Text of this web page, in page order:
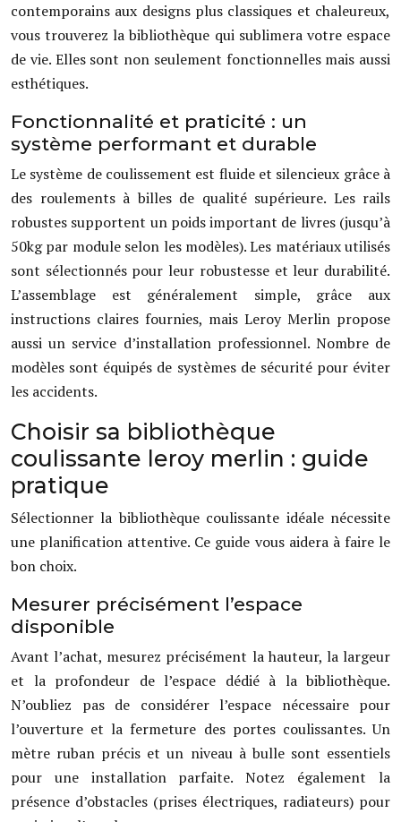
contemporains aux designs plus classiques et chaleureux,
vous trouverez la bibliothèque qui sublimera votre espace
de vie. Elles sont non seulement fonctionnelles mais aussi
esthétiques.
Fonctionnalité et praticité : un
système performant et durable
Le système de coulissement est fluide et silencieux grâce à
des roulements à billes de qualité supérieure. Les rails
robustes supportent un poids important de livres (jusqu’à
50kg par module selon les modèles). Les matériaux utilisés
sont sélectionnés pour leur robustesse et leur durabilité.
L’assemblage est généralement simple, grâce aux
instructions claires fournies, mais Leroy Merlin propose
aussi un service d’installation professionnel. Nombre de
modèles sont équipés de systèmes de sécurité pour éviter
les accidents.
Choisir sa bibliothèque
coulissante leroy merlin : guide
pratique
Sélectionner la bibliothèque coulissante idéale nécessite
une planification attentive. Ce guide vous aidera à faire le
bon choix.
Mesurer précisément l’espace
disponible
Avant l’achat, mesurez précisément la hauteur, la largeur
et la profondeur de l’espace dédié à la bibliothèque.
N’oubliez pas de considérer l’espace nécessaire pour
l’ouverture et la fermeture des portes coulissantes. Un
mètre ruban précis et un niveau à bulle sont essentiels
pour une installation parfaite. Notez également la
présence d’obstacles (prises électriques, radiateurs) pour